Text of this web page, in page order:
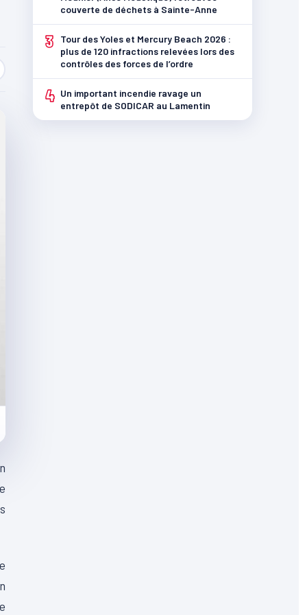
couverte de déchets à Sainte-Anne
3
Tour des Yoles et Mercury Beach 2026 :
plus de 120 infractions relevées lors des
contrôles des forces de l’ordre
4 Un important incendie ravage un
entrepôt de SODICAR au Lamentin